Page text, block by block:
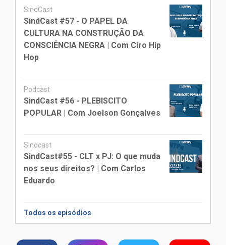
SindCast
SindCast #57 - O PAPEL DA
CULTURA NA CONSTRUÇÃO DA
CONSCIÊNCIA NEGRA | Com Ciro Hip
Hop
Podcast
SindCast #56 - PLEBISCITO
POPULAR | Com Joelson Gonçalves
Sindcast
SindCast#55 - CLT x PJ: O que muda
nos seus direitos? | Com Carlos
Eduardo
Todos os episódios